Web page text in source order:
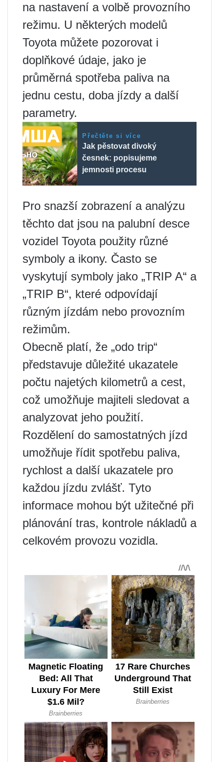
na nastavení a volbě provozního
režimu. U některých modelů
Toyota můžete pozorovat i
doplňkové údaje, jako je
průměrná spotřeba paliva na
jednu cestu, doba jízdy a další
parametry.
Přečtěte si více
Jak pěstovat divoký
česnek: popisujeme
jemnosti procesu
Pro snazší zobrazení a analýzu
těchto dat jsou na palubní desce
vozidel Toyota použity různé
symboly a ikony. Často se
vyskytují symboly jako „TRIP A“ a
„TRIP B“, které odpovídají
různým jízdám nebo provozním
režimům.
Obecně platí, že „odo trip“
představuje důležité ukazatele
počtu najetých kilometrů a cest,
což umožňuje majiteli sledovat a
analyzovat jeho použití.
Rozdělení do samostatných jízd
umožňuje řídit spotřebu paliva,
rychlost a další ukazatele pro
každou jízdu zvlášť. Tyto
informace mohou být užitečné při
plánování tras, kontrole nákladů a
celkovém provozu vozidla.